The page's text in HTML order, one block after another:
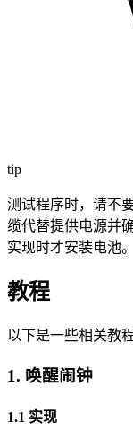
tip
测试程序时，请不
缆代替提供电源并
实现时才安装电池。
教程
以下是一些相关教
1. 唤醒闹钟
1.1 实现